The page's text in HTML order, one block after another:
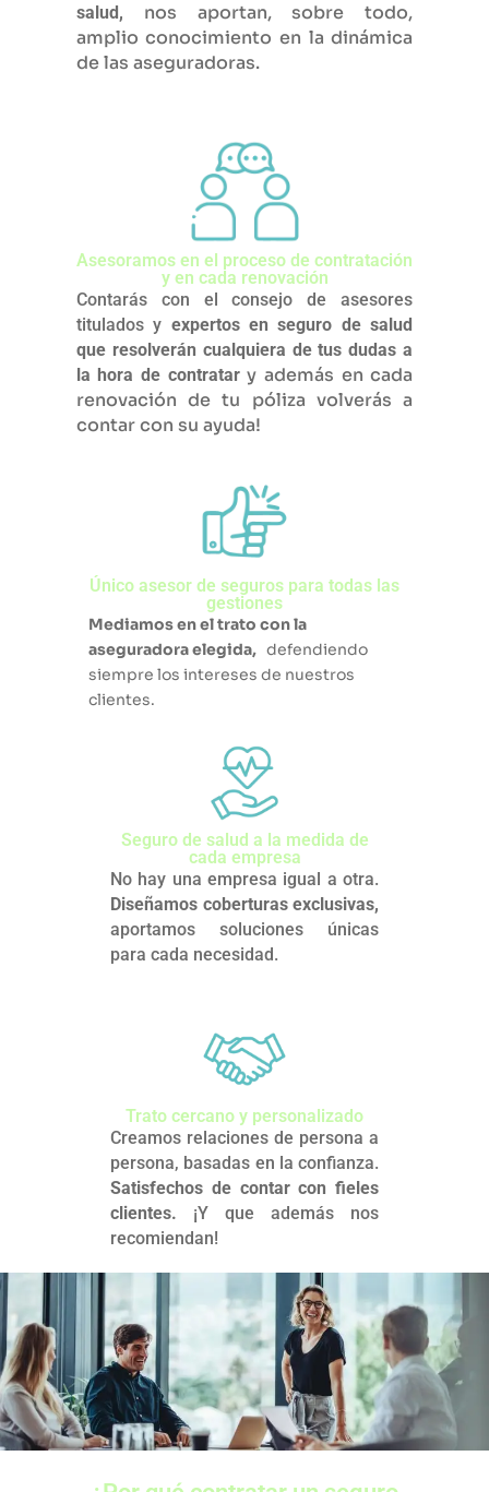
salud,
nos aportan, sobre todo,
amplio conocimiento en la dinámica
de las aseguradoras.
Asesoramos en el proceso de contratación
y en cada renovación
Contarás con el consejo de asesores
titulados y expertos en seguro de salud
que resolverán cualquiera de tus dudas a
la hora de contratar y además en cada
renovación de tu póliza volverás a
contar con su ayuda!
Único asesor de seguros para todas las
gestiones
Mediamos en el trato con la
aseguradora elegida,defendiendo
siempre los intereses de nuestros
clientes.
Seguro de salud a la medida de
cada empresa
No hay una empresa igual a otra.
Diseñamos coberturas exclusivas,
aportamos soluciones únicas
para cada necesidad.
Trato cercano y personalizado
Creamos relaciones de persona a
persona, basadas en la confianza.
Satisfechos de contar con fieles
clientes. ¡Y que además nos
recomiendan!